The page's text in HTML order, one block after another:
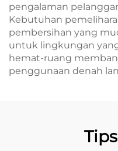
pengalaman
Kebutuhan
pembersihan yang
untuk lingkungan
hemat-ruang
penggunaan denah